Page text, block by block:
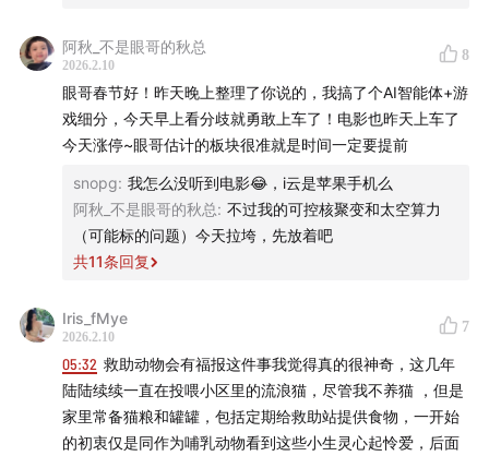
阿秋_不是眼哥的秋总
2026.2.10
8
眼哥春节好！昨天晚上整理了你说的，我搞了个AI智能体+游
戏细分，今天早上看分歧就勇敢上车了！电影也昨天上车了
今天涨停~眼哥估计的板块很准就是时间一定要提前
snopg: 我怎么没听到电影😂，i云是苹果手机么
阿秋_不是眼哥的秋总: 不过我的可控核聚变和太空算力
（可能标的问题）今天拉垮，先放着吧
共11条回复
Iris_fMye
2026.2.10
7
05:32 救助动物会有福报这件事我觉得真的很神奇，这几年
陆陆续续一直在投喂小区里的流浪猫，尽管我不养猫 ，但是
家里常备猫粮和罐罐，包括定期给救助站提供食物，一开始
的初衷仅是同作为哺乳动物看到这些小生灵心起怜爱，后面